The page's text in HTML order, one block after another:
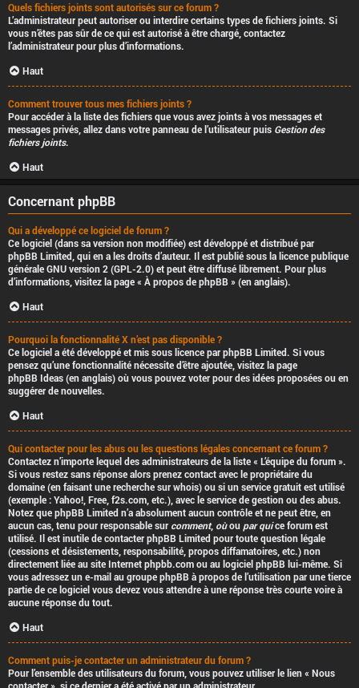
Quels fichiers joints sont autorisés sur ce forum ?
L’administrateur peut autoriser ou interdire certains types de fichiers joints. Si
vous n’êtes pas sûr de ce qui est autorisé à être chargé, contactez
l’administrateur pour plus d’informations.
Haut
Comment trouver tous mes fichiers joints ?
Pour accéder à la liste des fichiers que vous avez joints à vos messages et
messages privés, allez dans votre panneau de l’utilisateur puis Gestion des
fichiers joints.
Haut
Concernant phpBB
Qui a développé ce logiciel de forum ?
Ce logiciel (dans sa version non modifiée) est développé et distribué par
phpBB Limited , qui en a les droits d’auteur. Il est publié sous la licence publique
générale GNU version 2 (GPL-2.0) et peut être diffusé librement. Pour plus
d’informations, visitez la page « À propos de phpBB» (en anglais).
Haut
Pourquoi la fonctionnalité X n’est pas disponible ?
Ce logiciel a été développé et mis sous licence par phpBB Limited. Si vous
pensez qu’une fonctionnalité nécessite d’être ajoutée, visitez la page
phpBB Ideas(en anglais) où vous pouvez voter pour des idées proposées ou en
suggérer de nouvelles.
Haut
Qui contacter pour les abus ou les questions légales concernant ce forum ?
Contactez n’importe lequel des administrateurs de la liste « L’équipe du forum ».
Si vous restez sans réponse alors prenez contact avec le propriétaire du
domaine (en faisant unerecherche sur whois) ou si un service gratuit est utilisé
(exemple : Yahoo!, Free, f2s.com, etc.), avec le service de gestion ou des abus.
Notez que phpBB Limited n’a absolument aucun contrôleet ne peut être, en
aucun cas, tenu pour responsable sur comment, oùou par quice forum est
utilisé. Il est inutile de contacter phpBB Limited pour toute question légale
(cessions et désistements, responsabilité, propos diffamatoires, etc.)non
directement liéeau site Internet phpbb.com ou au logiciel phpBB lui-même. Si
vous adressez un e-mail au groupe phpBB à propos de l’utilisationpar une tierce
partiede ce logiciel vous devez vous attendre à une réponse très courte voire à
aucune réponse du tout.
Haut
Comment puis-je contacter un administrateur du forum ?
Pour l’ensemble des utilisateurs du forum, vous pouvez utiliser le lien « Nous